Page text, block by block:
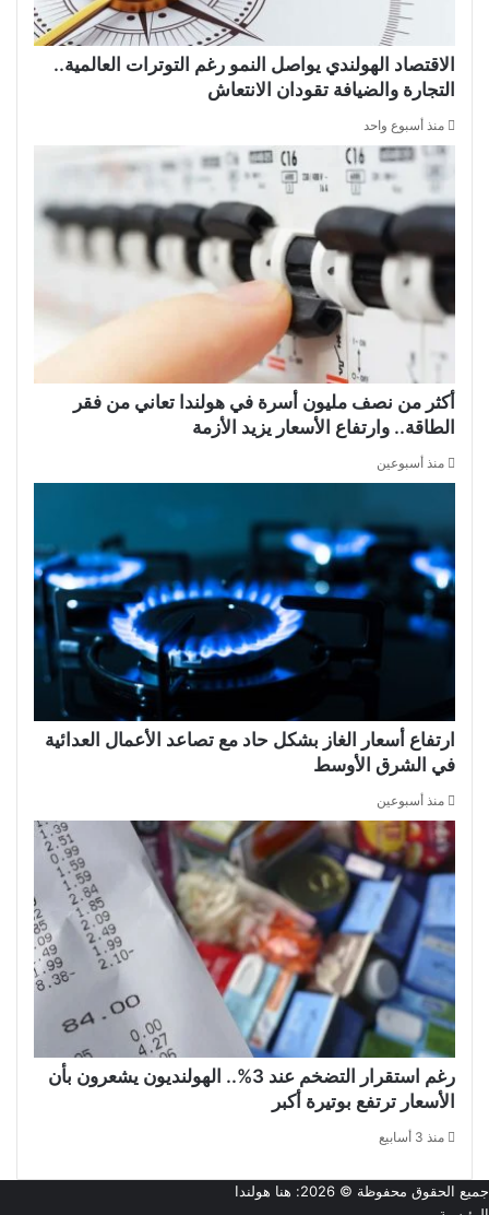
الاقتصاد الهولندي يواصل النمو رغم التوترات العالمية..
التجارة والضيافة تقودان الانتعاش
منذ أسبوع واحد
أكثر من نصف مليون أسرة في هولندا تعاني من فقر
الطاقة.. وارتفاع الأسعار يزيد الأزمة
منذ أسبوعين
ارتفاع أسعار الغاز بشكل حاد مع تصاعد الأعمال العدائية
في الشرق الأوسط
منذ أسبوعين
رغم استقرار التضخم عند 3%.. الهولنديون يشعرون بأن
الأسعار ترتفع بوتيرة أكبر
منذ 3 أسابيع
جميع الحقوق محفوظة © 2026:
هنا هولندا